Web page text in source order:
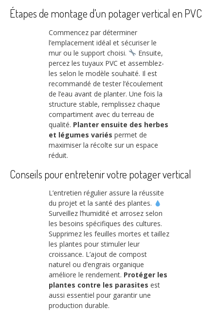
Étapes de montage d’un potager vertical en PVC
Commencez par déterminer
l’emplacement idéal et sécuriser le
mur ou le support choisi.
Ensuite,
percez les tuyaux PVC et assemblez-
les selon le modèle souhaité. Il est
recommandé de tester l’écoulement
de l’eau avant de planter. Une fois la
structure stable, remplissez chaque
compartiment avec du terreau de
qualité. Planter ensuite des herbes
et légumes variés permet de
maximiser la récolte sur un espace
réduit.
Conseils pour entretenir votre potager vertical
L’entretien régulier assure la réussite
du projet et la santé des plantes.
Surveillez l’humidité et arrosez selon
les besoins spécifiques des cultures.
Supprimez les feuilles mortes et taillez
les plantes pour stimuler leur
croissance. L’ajout de compost
naturel ou d’engrais organique
améliore le rendement. Protéger les
plantes contre les parasites est
aussi essentiel pour garantir une
production durable.